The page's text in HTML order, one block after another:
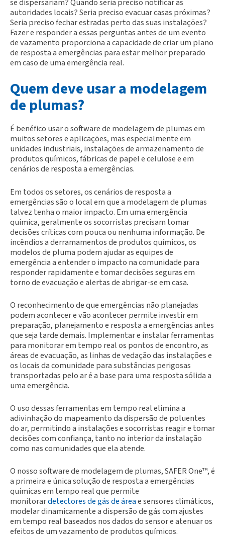
se dispersariam? Quando seria preciso notificar as
autoridades locais? Seria preciso evacuar casas próximas?
Seria preciso fechar estradas perto das suas instalações?
Fazer e responder a essas perguntas antes de um evento
de vazamento proporciona a capacidade de criar um plano
de resposta a emergências para estar melhor preparado
em caso de uma emergência real.
Quem deve usar a modelagem
de plumas?
É benéfico usar o software de modelagem de plumas em
muitos setores e aplicações, mas especialmente em
unidades industriais, instalações de armazenamento de
produtos químicos, fábricas de papel e celulose e em
cenários de resposta a emergências.
Em todos os setores, os cenários de resposta a
emergências são o local em que a modelagem de plumas
talvez tenha o maior impacto. Em uma emergência
química, geralmente os socorristas precisam tomar
decisões críticas com pouca ou nenhuma informação. De
incêndios a derramamentos de produtos químicos, os
modelos de pluma podem ajudar as equipes de
emergência a entender o impacto na comunidade para
responder rapidamente e tomar decisões seguras em
torno de evacuação e alertas de abrigar-se em casa.
O reconhecimento de que emergências não planejadas
podem acontecer e vão acontecer permite investir em
preparação, planejamento e resposta a emergências antes
que seja tarde demais. Implementar e instalar ferramentas
para monitorar em tempo real os pontos de encontro, as
áreas de evacuação, as linhas de vedação das instalações e
os locais da comunidade para substâncias perigosas
transportadas pelo ar é a base para uma resposta sólida a
uma emergência.
O uso dessas ferramentas em tempo real elimina a
adivinhação do mapeamento da dispersão de poluentes
do ar, permitindo a instalações e socorristas reagir e tomar
decisões com confiança, tanto no interior da instalação
como nas comunidades que ela atende.
O nosso software de modelagem de plumas, SAFER One™, é
a primeira e única solução de resposta a emergências
químicas em tempo real que permite
monitorardetectores de gás de áreae sensores climáticos,
modelar dinamicamente a dispersão de gás com ajustes
em tempo real baseados nos dados do sensor e atenuar os
efeitos de um vazamento de produtos químicos.